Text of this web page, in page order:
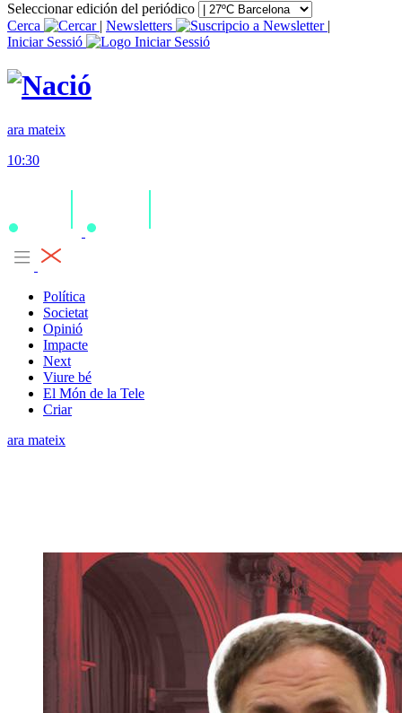
Seleccionar edición del periódico
Cerca
| Newsletters
|
Iniciar Sessió
ara mateix
10:30
Política
Societat
Opinió
Impacte
Next
Viure bé
El Món de la Tele
Criar
ara mateix